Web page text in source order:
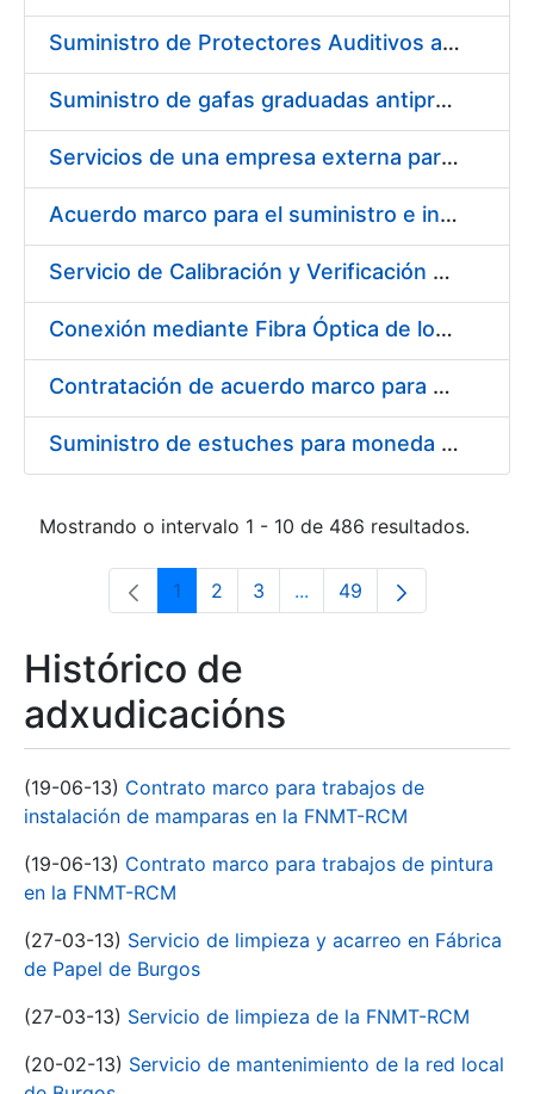
Suministro de Protectores Auditivos a medida para las personas trabajadoras de los Centros de Trabajo de Madrid y Burgos
Suministro de gafas graduadas antiproyecciones para los trabajadores de la FNMT-RCM en los centros de trabajo de Madrid y Burgos
Servicios de una empresa externa para el asesoramiento y resolución de los recursos de alzada que se presentan relacionados con procesos de selección para la FNMT-RCM
Acuerdo marco para el suministro e instalación de persianas, estores y otros complementos
Servicio de Calibración y Verificación Externa de los Equipos de Medición del Servicio de Prevención de la FNMT-RCM
Conexión mediante Fibra Óptica de los Centros de Proceso de Datos (CPDs) de las sedes de la FNMT-RCM de Burgos y Madrid
Contratación de acuerdo marco para el Suministro de Material de Electricidad para la Fábrica Nacional de Moneda y Timbre-Real Casa de la Moneda en su centro de trabajo de Burgos
Suministro de estuches para moneda de 30 €
Mostrando o intervalo 1 - 10 de 486 resultados.
Páxina
1 Páxina
2 Páxina
3 ...Páxinas intermedias Use
Páxina
49
Histórico de
adxudicacións
(19-06-13) Contrato marco para trabajos de
instalación de mamparas en la FNMT-RCM
(19-06-13) Contrato marco para trabajos de pintura
en la FNMT-RCM
(27-03-13) Servicio de limpieza y acarreo en Fábrica
de Papel de Burgos
(27-03-13) Servicio de limpieza de la FNMT-RCM
(20-02-13) Servicio de mantenimiento de la red local